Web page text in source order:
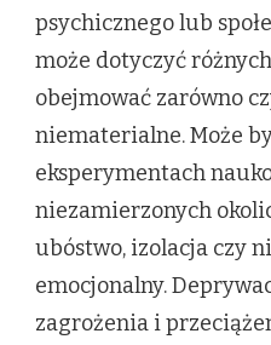
psychicznego lub
może dotyczyć
obejmować zarówno
niematerialne. Może
eksperymentach
niezamierzonych
ubóstwo, izolacja czy
emocjonalny.
zagrożenia i